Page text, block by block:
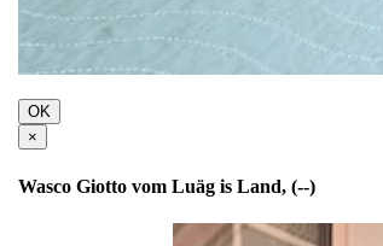
OK
×
Wasco Giotto vom Luäg is Land, (--)